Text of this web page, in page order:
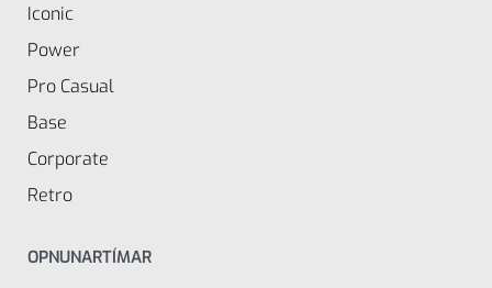
Iconic
Power
Pro Casual
Base
Corporate
Retro
OPNUNARTÍMAR